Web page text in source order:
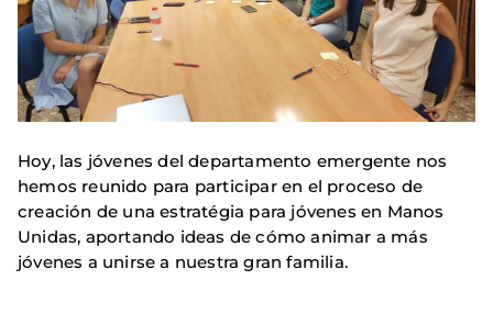
Hoy, las jóvenes del departamento emergente nos
hemos reunido para participar en el proceso de
creación de una estratégia para jóvenes en Manos
Unidas, aportando ideas de cómo animar a más
jóvenes a unirse a nuestra gran familia.